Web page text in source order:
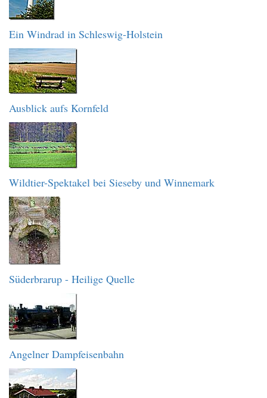
Ein Windrad in Schleswig-Holstein
Ausblick aufs Kornfeld
Wildtier-Spektakel bei Sieseby und Winnemark
Süderbrarup - Heilige Quelle
Angelner Dampfeisenbahn